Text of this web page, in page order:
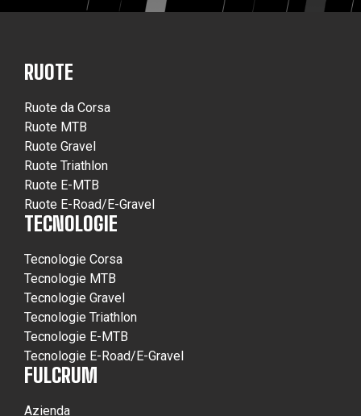
RUOTE
Ruote da Corsa
Ruote MTB
Ruote Gravel
Ruote Triathlon
Ruote E-MTB
Ruote E-Road/E-Gravel
TECNOLOGIE
Tecnologie Corsa
Tecnologie MTB
Tecnologie Gravel
Tecnologie Triathlon
Tecnologie E-MTB
Tecnologie E-Road/E-Gravel
FULCRUM
Azienda